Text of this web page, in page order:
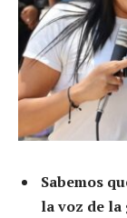
Sabemos
la voz de la